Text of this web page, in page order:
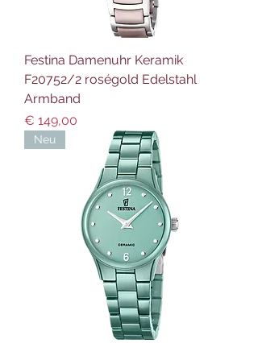
Festina Damenuhr Keramik
F20752/2 roségold Edelstahl
Armband
Preis
€ 149,00
Neu